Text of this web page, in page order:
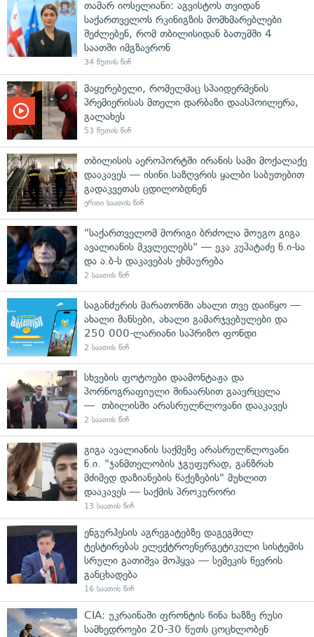
თამარ იოსელიანი: აგვისტოს თვიდან
საქართველოს რკინიგზის მომხმარებლები
შეძლებენ, რომ თბილისიდან ბათუმში 4
საათში იმგზავრონ
34 წუთის წინ
მაყურებელი, რომელმაც სპაიდერმენის
პრემიერისას მთელი დარბაზი დაასპოილერა,
გალახეს
53 წუთის წინ
თბილისის აეროპორტში ირანის სამი მოქალაქე
დააკავეს — ისინი საზღვრის ყალბი საბუთებით
გადაკვეთას ცდილობდნენ
ერთი საათის წინ
"საქართველომ მორიგი ბრძოლა მოუგო გიგა
ავალიანის მკვლელებს" — ეკა კუპატაძე ნ.ი-სა
და ა.ბ-ს დაკავებას ეხმაურება
2 საათის წინ
საგანძურის მარათონში ახალი თვე დაიწყო —
ახალი შანსები, ახალი გამარჯვებულები და
250 000-ლარიანი საპრიზო ფონდი
2 საათის წინ
სხვების ფოტოები დაამონტაჟა და
პორნოგრაფიული შინაარსით გაავრცელა
— თბილისში არასრულწლოვანი დააკავეს
2 საათის წინ
გიგა ავალიანის საქმეზე არასრულწლოვანი
ნ.ი. "ჯანმთელობის ჯგუფურად, განზრახ
მძიმედ დაზიანების წაქეზების" მუხლით
დააკავეს — საქმის პროკურორი
13 საათის წინ
ენგურჰესის აგრეგატებზე დაგეგმილ
ტესტირებას ელექტროენერგეტიკული სისტემის
სრული გათიშვა მოჰყვა — სემეკის წევრის
განცხადება
16 საათის წინ
CIA: უკრაინაში ფრონტის წინა ხაზზე რუსი
სამხედროები 20-30 წუთს ცოცხლობენ